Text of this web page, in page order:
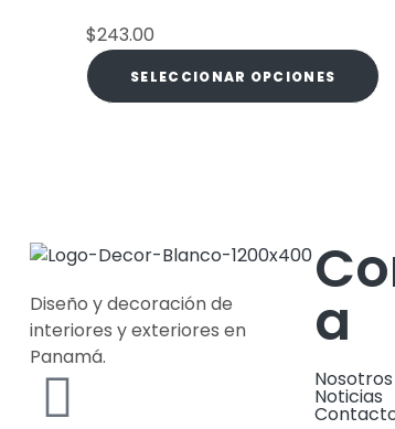
$243.00
SELECCIONAR OPCIONES
Diseño y decoración de
interiores y exteriores en
Panamá.
a
Nosotros
Noticias